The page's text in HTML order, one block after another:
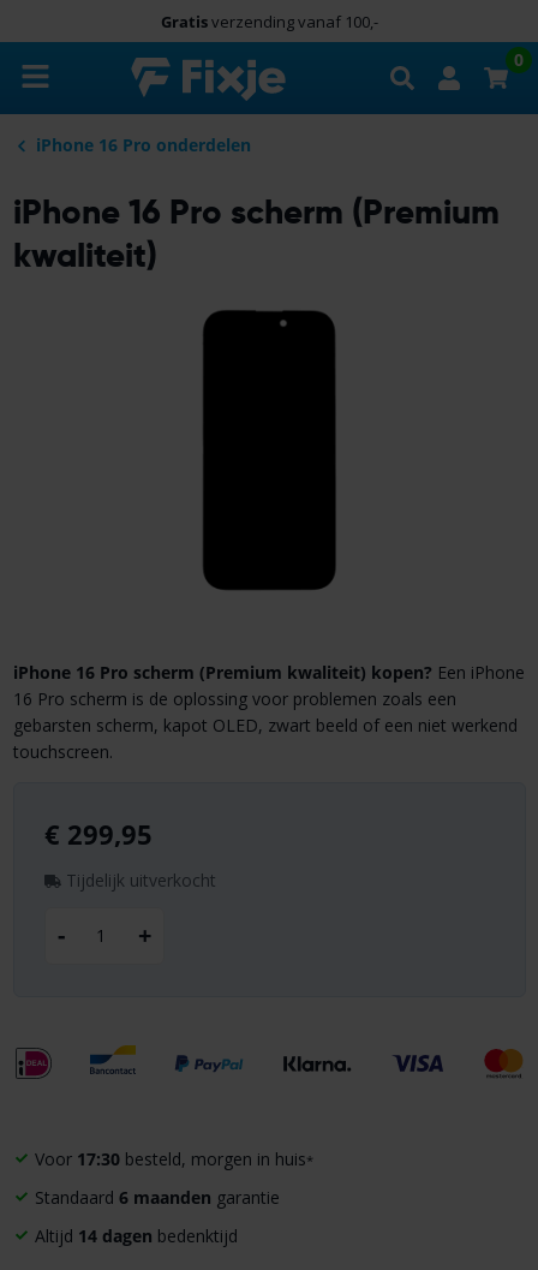
Gratisverzending vanaf 100,-
0
iPhone 16 Pro onderdelen
iPhone 16 Pro scherm (Premium
kwaliteit)
Voor 17:30besteld, morgen in huis*
Standaard 6 maanden garantie
Altijd 14 dagen bedenktijd
iPhone 16 Pro scherm (Premium kwaliteit) kopen? Een iPhone
16 Pro scherm is de oplossing voor problemen zoals een
gebarsten scherm, kapot OLED, zwart beeld of een niet werkend
touchscreen.
€ 299,95
Tijdelijk uitverkocht
- +